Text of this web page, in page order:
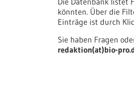
könnten. Über die
Einträge ist durch
Sie haben Fragen
redaktion(at)bio-